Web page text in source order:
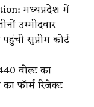
मध्यप्रदेश में
उम्मीदवार
पहुंची सुप्रीम कोर्ट
वोल्ट का
का फॉर्म रिजेक्ट